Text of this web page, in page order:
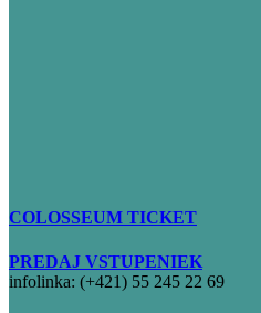
COLOSSEUM TICKET
PREDAJ VSTUPENIEK
infolinka: (+421) 55 245 22 69